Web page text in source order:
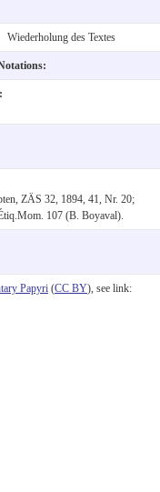
Wiederholung des Textes
ZÄS 32, 1894, 41, Nr. 20;
107 (B. Boyaval).
Papyri (CC BY), see link: